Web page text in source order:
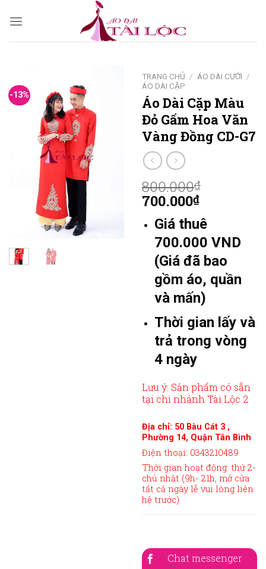
-13%
TRANG CHỦ / ÁO DÀI CƯỚI /
ÁO DÀI CẶP
Áo Dài Cặp Màu
Đỏ Gấm Hoa Văn
Vàng Đồng CD-G7
800.000₫
700.000₫
Giá thuê
700.000 VND
(Giá đã bao
gồm áo, quần
và mấn)
Thời gian lấy và
trả trong vòng
4 ngày
Lưu ý: Sản phẩm có sẵn
tại chi nhánh Tài Lộc 2
Địa chỉ: 50 Bàu Cát 3 ,
Phường 14, Quận Tân Bình
Điện thoại: 0343210489
Thời gian hoạt động: thứ 2-
chủ nhật (9h- 21h, mở cửa
tất cả ngày lễ vui lòng liên
hệ trước)
Chat messenger